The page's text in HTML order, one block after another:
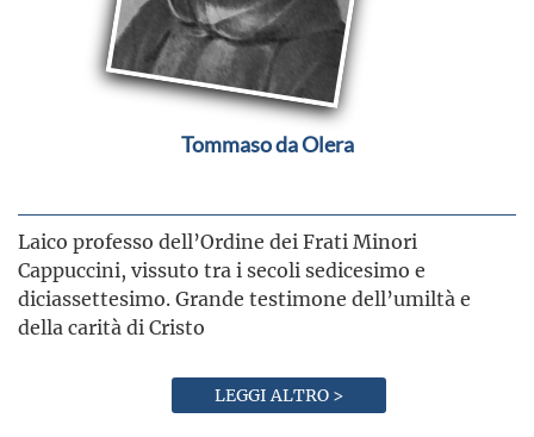
Tommaso da Olera
Laico professo dell’Ordine dei Frati Minori
Cappuccini, vissuto tra i secoli sedicesimo e
diciassettesimo. Grande testimone dell’umiltà e
della carità di Cristo
LEGGI ALTRO >